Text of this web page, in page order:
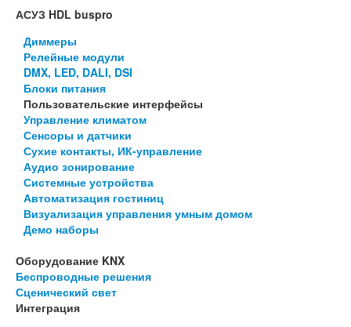
АСУЗ HDL buspro
Диммеры
Релейные модули
DMX, LED, DALI, DSI
Блоки питания
Пользовательские интерфейсы
Управление климатом
Сенсоры и датчики
Сухие контакты, ИК-управление
Аудио зонирование
Системные устройства
Автоматизация гостиниц
Визуализация управления умным домом
Демо наборы
Оборудование KNX
Беспроводные решения
Сценический свет
Интеграция